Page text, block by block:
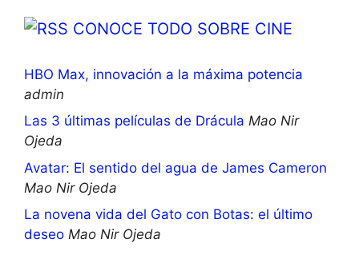
CONOCE TODO SOBRE CINE
HBO Max, innovación a la máxima potencia
admin
Las 3 últimas películas de Drácula Mao Nir
Ojeda
Avatar: El sentido del agua de James Cameron
Mao Nir Ojeda
La novena vida del Gato con Botas: el último
deseo Mao Nir Ojeda